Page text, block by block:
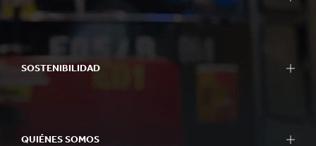
SOSTENIBILIDAD
QUIÉNES SOMOS